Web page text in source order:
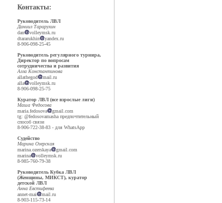
Контакты:
Руководитель ЛВЛ
Даниил Тарарухин
dan
volleymsk.ru
dtararukhin
yandex.ru
8-906-098-25-45
Руководитель регулярного турнира,
Директор по вопросам
сотрудничества и развития
Алла Константинова
allathegod
mail.ru
alla
volleymsk.ru
8-906-098-25-75
Куратор ЛВЛ (все взрослые лиги)
Маша Федосова
maria.fedosova
gmail.com
tg: @fedosovamasha предпочтительный
способ связи
8-906-722-38-83 - для WhatsApp
Судейство
Марина Озерская
marina.ozerskaya
gmail.com
marina
volleymsk.ru
8-985-760-79-38
Руководитель Кубка ЛВЛ
(Женщины, МИКСТ), куратор
детской ЛВЛ
Анна Евстифеева
annet-mai
mail.ru
8-903-115-73-14